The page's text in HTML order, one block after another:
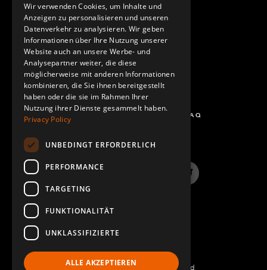
KONTAKT
FRAGEN UND ANTWORTEN - FAQ
InstagramTwitter
©2022 FlexQube – All rights reserved
Wir verwenden Cookies, um Inhalte und
Anzeigen zu personalisieren und unseren
Datenverkehr zu analysieren. Wir geben
Informationen über Ihre Nutzung unserer
Website auch an unsere Werbe- und
Analysepartner weiter, die diese
möglicherweise mit anderen Informationen
kombinieren, die Sie ihnen bereitgestellt
haben oder die sie im Rahmen Ihrer
Nutzung ihrer Dienste gesammelt haben.
Privacy Policy
UNBEDINGT ERFORDERLICH
PERFORMANCE
TARGETING
FUNKTIONALITÄT
UNKLASSIFIZIERTE
ALLE AKZEPTIEREN